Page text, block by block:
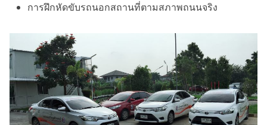
การฝึกหัดขับรถนอกสถานที่ตามสภาพถนนจริง